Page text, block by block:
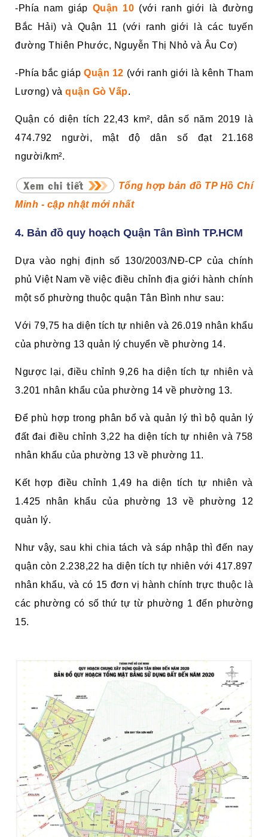
-Phía nam giáp Quận 10 (với ranh giới là đường
Bắc Hải) và Quận 11 (với ranh giới là các tuyến
đường Thiên Phước, Nguyễn Thị Nhỏ và Âu Cơ)
-Phía bắc giápQuận 12 (với ranh giới là kênh Tham
Lương) và quận Gò Vấp.
Quận có diện tích 22,43 km², dân số năm 2019 là
474.792 người, mật độ dân số đạt 21.168
người/km².
Tổng hợp bản đồ TP Hồ Chí
Minh - cập nhật mới nhất
4. Bản đồ quy hoạch Quận Tân Bình TP.HCM
Dựa vào nghị định số 130/2003/NĐ-CP của chính
phủ Việt Nam về việc điều chỉnh địa giới hành chính
một số phường thuộc quận Tân Bình như sau:
Với 79,75 ha diện tích tự nhiên và 26.019 nhân khẩu
của phường 13 quản lý chuyển về phường 14.
Ngược lại, điều chỉnh 9,26 ha diện tích tự nhiên và
3.201 nhân khẩu của phường 14 về phường 13.
Để phù hợp trong phân bổ và quản lý thì bộ quản lý
đất đai điều chỉnh 3,22 ha diện tích tự nhiên và 758
nhân khẩu của phường 13 về phường 11.
Kết hợp điều chỉnh 1,49 ha diện tích tự nhiên và
1.425 nhân khẩu của phường 13 về phường 12
quản lý.
Như vậy, sau khi chia tách và sáp nhập thì đến nay
quận còn 2.238,22 ha diện tích tự nhiên với 417.897
nhân khẩu, và có 15 đơn vị hành chính trực thuộc là
các phường có số thứ tự từ phường 1 đến phường
15.